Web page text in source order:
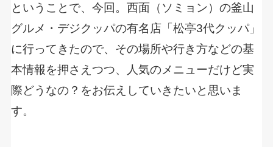
ということで、今回。西面（ソミョン）の釜山
グルメ・デジクッパの有名店「松亭3代クッパ」
に行ってきたので、その場所や行き方などの基
本情報を押さえつつ、人気のメニューだけど実
際どうなの？をお伝えしていきたいと思いま
す。